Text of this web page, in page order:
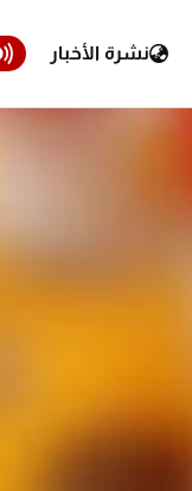
نشرة الأخبار